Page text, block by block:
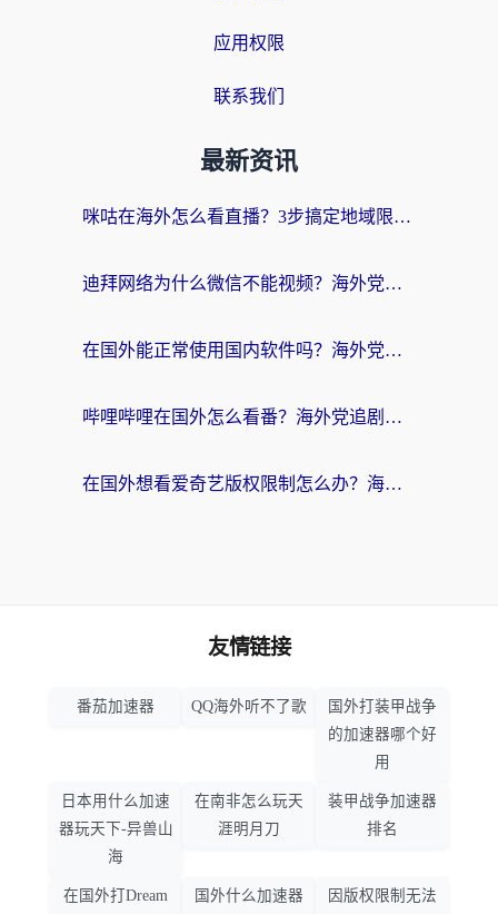
应用权限
联系我们
最新资讯
咪咕在海外怎么看直播？3步搞定地域限制，还能畅看腾讯视频与国内热剧
迪拜网络为什么微信不能视频？海外党必看的回国加速全攻略
在国外能正常使用国内软件吗？海外党亲测有效的无缝访问指南
哔哩哔哩在国外怎么看番？海外党追剧看片的终极解决方案
在国外想看爱奇艺版权限制怎么办？海外华人必看的追剧自由指南
友情链接
番茄加速器 QQ海外听不了歌
国外打装甲战争
的加速器哪个好
用
日本用什么加速
器玩天下-异兽山
海
在南非怎么玩天
涯明月刀
装甲战争加速器
排名
在国外打Dream 国外什么加速器 因版权限制无法